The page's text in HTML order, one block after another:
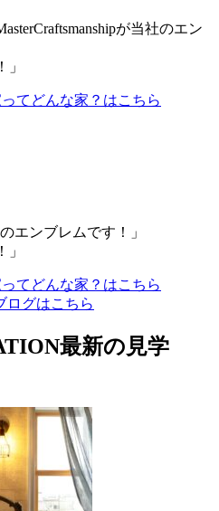
が当社のエン
エンブレムです！」
最新の見学